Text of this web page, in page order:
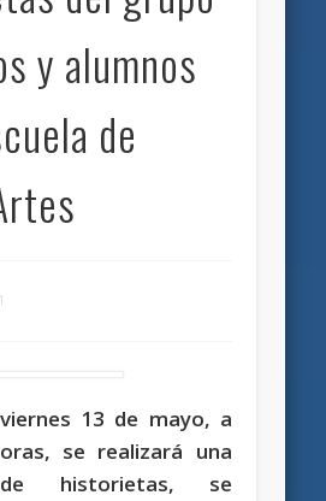
y alumnos
de
13 de mayo, a
se realizará una
historietas, se